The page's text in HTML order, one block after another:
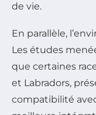
de vie.
En parallèle,
Les études
que certaines
et Labradors,
compatibilité